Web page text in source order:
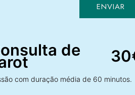
ENVIAR
de
com duração média de 60 minutos.